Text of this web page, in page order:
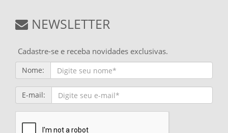
NEWSLETTER
Cadastre-se e receba novidades exclusivas.
Nome:
E-mail: